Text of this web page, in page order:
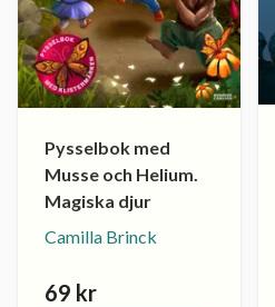
Pysselbok med
Musse och Helium.
Magiska djur
Camilla Brinck
69 kr